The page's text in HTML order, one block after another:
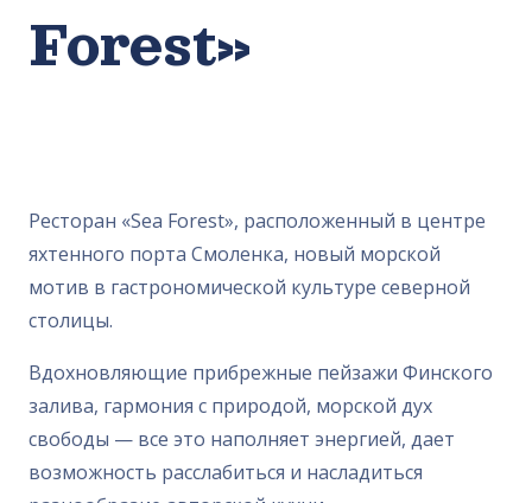
Forest»
Ресторан «Sea Forest», расположенный в центре
яхтенного порта Смоленка, новый морской
мотив в гастрономической культуре северной
столицы.
Вдохновляющие прибрежные пейзажи Финского
залива, гармония с природой, морской дух
свободы — все это наполняет энергией, дает
возможность расслабиться и насладиться